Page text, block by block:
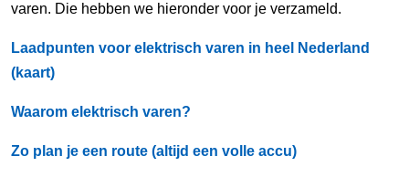
varen. Die hebben we hieronder voor je verzameld.
Laadpunten voor elektrisch varen in heel Nederland
(kaart)
Waarom elektrisch varen?
Zo plan je een route (altijd een volle accu)